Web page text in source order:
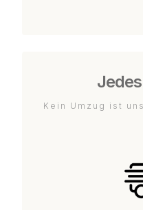
Kein Umzug ist